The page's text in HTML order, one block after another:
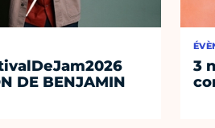
DE BENJAMIN
3